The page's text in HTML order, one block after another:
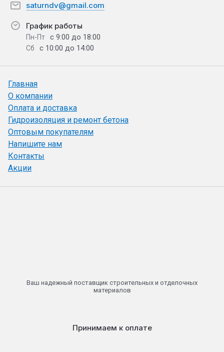
saturndv@gmail.com
График работы
Пн-Пт с 9:00 до 18:00
Сб с 10:00 до 14:00
Главная
О компании
Оплата и доставка
Гидроизоляция и ремонт бетона
Оптовым покупателям
Напишите нам
Контакты
Акции
Ваш надежный поставщик строительных и отделочных
материалов
Принимаем к оплате